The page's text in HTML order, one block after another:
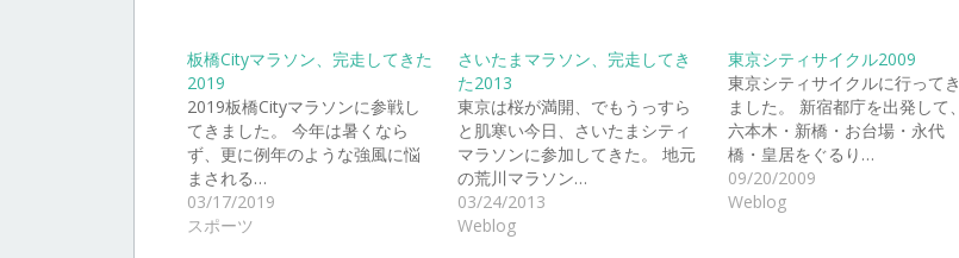
板橋Cityマラソン、完走してきた
2019
2019板橋Cityマラソンに参戦し
てきました。 今年は暑くなら
ず、更に例年のような強風に悩
まされる…
03/17/2019
スポーツ
さいたまマラソン、完走してき
た2013
東京は桜が満開、でもうっすら
と肌寒い今日、さいたまシティ
マラソンに参加してきた。 地元
の荒川マラソン…
03/24/2013
Weblog
東京シティサイクル2009
東京シティサイクルに行ってき
ました。 新宿都庁を出発して、
六本木・新橋・お台場・永代
橋・皇居をぐるり…
09/20/2009
Weblog